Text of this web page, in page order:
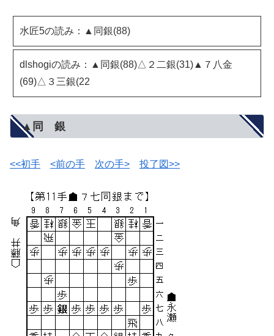
水匠5の読み：▲同銀(88)
dlshogiの読み：▲同銀(88)△２二銀(31)▲７八金
(69)△３三銀(22
▲同 銀
<<初手 <前の手 次の手> 投了図>>